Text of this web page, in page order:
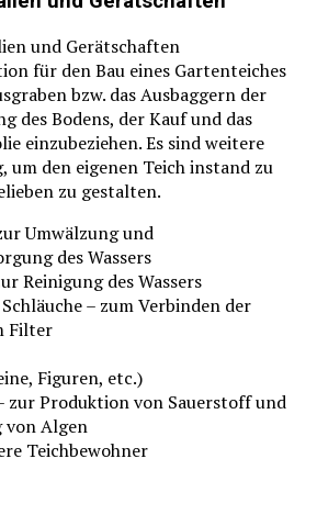
für den Bau eines Gartenteiches
bzw. das Ausbaggern der
des Bodens, der Kauf und das
einzubeziehen. Es sind weitere
um den eigenen Teich instand zu
zu gestalten.
Umwälzung und
des Wassers
Reinigung des Wassers
– zum Verbinden der
Filter
Figuren, etc.)
zur Produktion von Sauerstoff und
Algen
Teichbewohner